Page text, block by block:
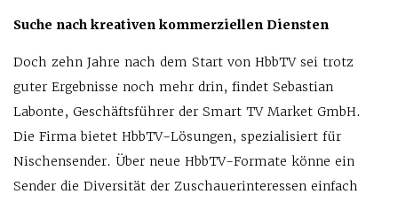
Suche nach kreativen kommerziellen Diensten
Doch zehn Jahre nach dem Start von HbbTV sei trotz
guter Ergebnisse noch mehr drin, findet Sebastian
Labonte, Geschäftsführer der Smart TV Market GmbH.
Die Firma bietet HbbTV-Lösungen, spezialisiert für
Nischensender. Über neue HbbTV-Formate könne ein
Sender die Diversität der Zuschauerinteressen einfach